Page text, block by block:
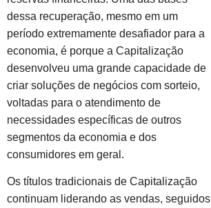
dessa recuperação, mesmo em um
período extremamente desafiador para a
economia, é porque a Capitalização
desenvolveu uma grande capacidade de
criar soluções de negócios com sorteio,
voltadas para o atendimento de
necessidades específicas de outros
segmentos da economia e dos
consumidores em geral.
Os títulos tradicionais de Capitalização
continuam liderando as vendas, seguidos